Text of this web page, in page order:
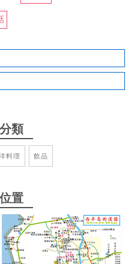
家來到山海社區內的阿娟小
等了一會，牛肉河粉不錯，
等了一會，牛肉河粉不錯，
社區內的用餐好據點。
麵價格不貴$75份量十足。
多價格，小家庭也能輕鬆食
付款，超級方便
類
料理 飲品
置